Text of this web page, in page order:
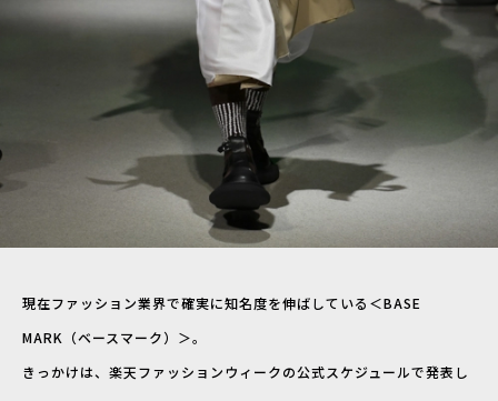
現在ファッション業界で確実に知名度を伸ばしている＜BASE
MARK（ベースマーク）＞。
きっかけは、楽天ファッションウィークの公式スケジュールで発表し